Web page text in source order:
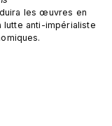
lutte anti-impérialiste